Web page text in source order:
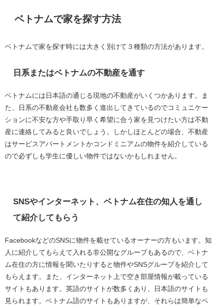
ベトナムで家を探す方法
ベトナムで家を探す時には大きく別けて３種類の方法があります。
日系またはベトナムの不動産を通す
ベトナムには日本語の通じる現地の不動産がいくつかあります。ま
た、日系の不動産会社も数多く進出してきているのでコミュニケー
ションに不安な方や手取り早く希望に合う家を見つけたい方は不動
産に連絡してみると良いでしょう。しかしほとんどの場合、不動産
はサービスアパートメントかコンドミニアムの物件を紹介している
ので必ずしも学生に優しい物件ではないかもしれません。
SNSやインターネット、ベトナム在住の知人を通し
て紹介してもらう
FacebookなどのSNSに物件を載せているオーナーの方もいます。知
人に紹介してもらえて入れる非公開なグループもあるので、ベトナ
ム在住の方に情報を聞いたりすると物件やSNSグループを紹介して
もらえます。また、インターネット上で空き部屋情報が載っている
サイトもあります。英語のサイトが数多くあり、日本語のサイトも
見られます。ベトナム語のサイトもありますが、それらは簡単なベ